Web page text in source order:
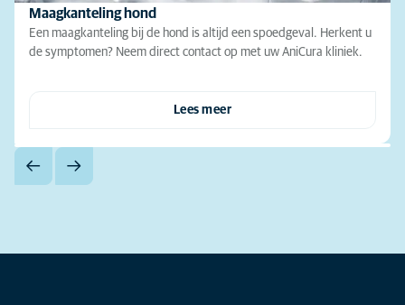
Maagkanteling hond
Een maagkanteling bij de hond is altijd een spoedgeval. Herkent u
de symptomen? Neem direct contact op met uw AniCura kliniek.
Lees meer